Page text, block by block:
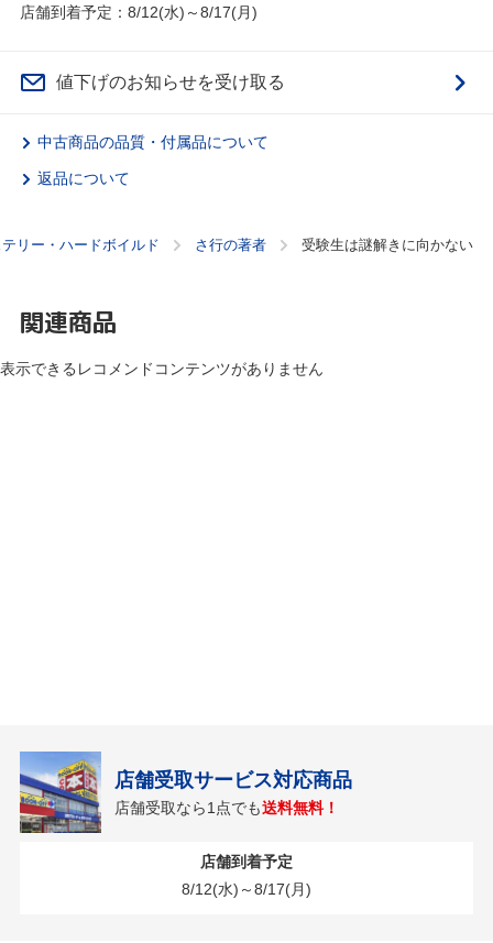
店舗到着予定：8/12(水)～8/17(月)
値下げのお知らせを受け取る
中古商品の品質・付属品について
返品について
リー・ハードボイルド さ行の著者 受験生は謎解きに向かない
関連商品
表示できるレコメンドコンテンツがありません
店舗受取サービス対応商品
店舗受取なら1点でも送料無料！
店舗到着予定
8/12(水)～8/17(月)